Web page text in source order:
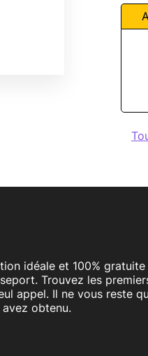
idéale et 100%
Trouvez les
appel. Il ne vous reste
obtenu.